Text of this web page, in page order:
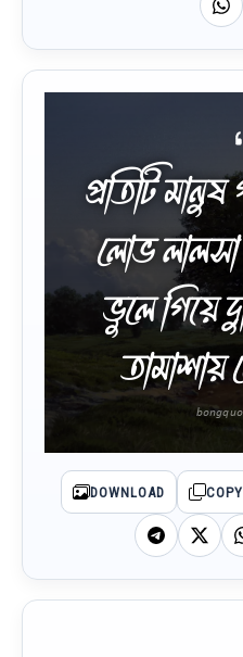
প্রতিটি মানুষ
লোভ
ভুলে গিয়ে
তামাশায়
DOWNLOAD COPY